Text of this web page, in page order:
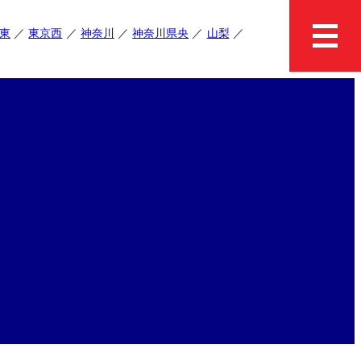
東京西 神奈川 神奈川県央 山梨